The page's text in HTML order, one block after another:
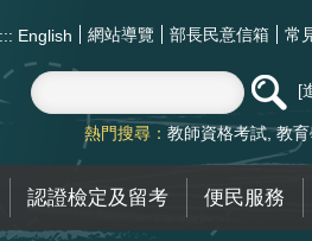
::: English 網站導覽 部長民意信箱 常
熱門搜尋： 教師資格考試 教
認證檢定及留考 便民服務